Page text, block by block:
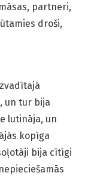
partneri,
droši,
un tur bija
lutināja, un
kopīga
bija cītīgi